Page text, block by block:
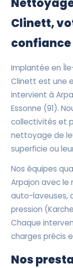
Clinett,
confiance
Implantée en
Clinett est une
intervient à
Essonne (91).
collectivités et
nettoyage de
superficie ou
Nos équipes
Arpajon avec le
auto-laveuses,
pression
Chaque
charges précis
Nos